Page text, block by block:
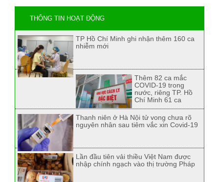
THÔNG TIN HOẠT ĐỘNG
TP Hồ Chí Minh ghi nhận thêm 160 ca
nhiễm mới
Thêm 82 ca mắc
COVID-19 trong
nước, riêng TP. Hồ
Chí Minh 61 ca
Thanh niên ở Hà Nội tử vong chưa rõ
nguyên nhân sau tiêm vắc xin Covid-19
Lần đầu tiên vải thiều Việt Nam được
nhập chính ngạch vào thị trường Pháp